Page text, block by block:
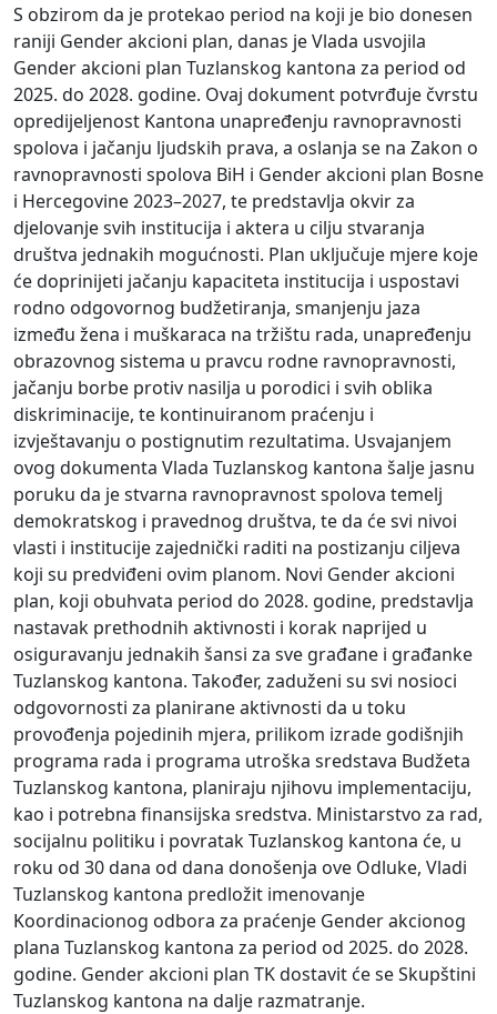
S obzirom da je protekao period na koji je bio donesen
raniji Gender akcioni plan, danas je Vlada usvojila
Gender akcioni plan Tuzlanskog kantona za period od
2025. do 2028. godine. Ovaj dokument potvrđuje čvrstu
opredijeljenost Kantona unapređenju ravnopravnosti
spolova i jačanju ljudskih prava, a oslanja se na Zakon o
ravnopravnosti spolova BiH i Gender akcioni plan Bosne
i Hercegovine 2023–2027, te predstavlja okvir za
djelovanje svih institucija i aktera u cilju stvaranja
društva jednakih mogućnosti. Plan uključuje mjere koje
će doprinijeti jačanju kapaciteta institucija i uspostavi
rodno odgovornog budžetiranja, smanjenju jaza
između žena i muškaraca na tržištu rada, unapređenju
obrazovnog sistema u pravcu rodne ravnopravnosti,
jačanju borbe protiv nasilja u porodici i svih oblika
diskriminacije, te kontinuiranom praćenju i
izvještavanju o postignutim rezultatima. Usvajanjem
ovog dokumenta Vlada Tuzlanskog kantona šalje jasnu
poruku da je stvarna ravnopravnost spolova temelj
demokratskog i pravednog društva, te da će svi nivoi
vlasti i institucije zajednički raditi na postizanju ciljeva
koji su predviđeni ovim planom. Novi Gender akcioni
plan, koji obuhvata period do 2028. godine, predstavlja
nastavak prethodnih aktivnosti i korak naprijed u
osiguravanju jednakih šansi za sve građane i građanke
Tuzlanskog kantona. Također, zaduženi su svi nosioci
odgovornosti za planirane aktivnosti da u toku
provođenja pojedinih mjera, prilikom izrade godišnjih
programa rada i programa utroška sredstava Budžeta
Tuzlanskog kantona, planiraju njihovu implementaciju,
kao i potrebna finansijska sredstva. Ministarstvo za rad,
socijalnu politiku i povratak Tuzlanskog kantona će, u
roku od 30 dana od dana donošenja ove Odluke, Vladi
Tuzlanskog kantona predložit imenovanje
Koordinacionog odbora za praćenje Gender akcionog
plana Tuzlanskog kantona za period od 2025. do 2028.
godine. Gender akcioni plan TK dostavit će se Skupštini
Tuzlanskog kantona na dalje razmatranje.